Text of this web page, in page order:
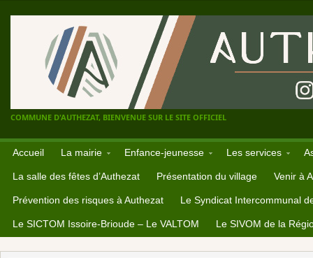
COMMUNE D'AUTHEZAT, BIENVENUE SUR LE SITE OFFICIEL
Accueil La mairie Enfance-jeunesse Les services
La salle des fêtes d’Authezat Présentation du village Venir à
Prévention des risques à Authezat Le Syndicat Intercommunal
Le SICTOM Issoire-Brioude – Le VALTOM Le SIVOM de la